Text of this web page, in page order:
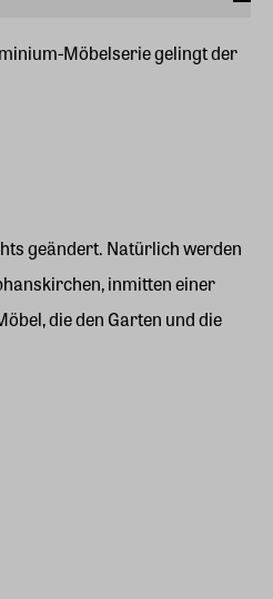
Möbelserie gelingt der
geändert. Natürlich werden
inmitten einer
die den Garten und die